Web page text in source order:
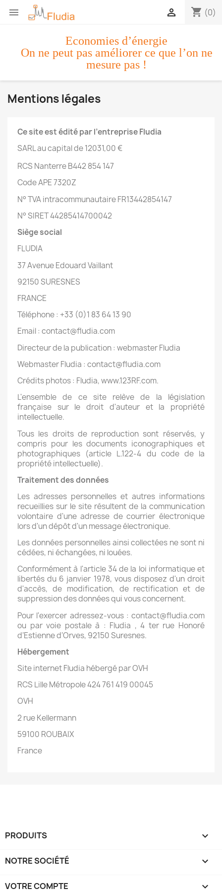
 shopping_cart (0)

Economies d’énergie
On ne peut pas améliorer ce que l’on ne
mesure pas !
Mentions légales
Ce site est édité par l’entreprise Fludia
SARL au capital de 12031,00 €
RCS Nanterre B442 854 147
Code APE 7320Z
N° TVA intracommunautaire FR13442854147
N° SIRET44285414700042
Siège social
FLUDIA
37 Avenue Edouard Vaillant
92150 SURESNES
FRANCE
Téléphone : +33 (0)1 83 64 13 90
Email : contact@fludia.com
Directeur de la publication : webmaster Fludia
Webmaster Fludia : contact@fludia.com
Crédits photos : Fludia, www.123RF.com.
L'ensemble de ce site relève de la législation
française sur le droit d'auteur et la propriété
intellectuelle.
Tous les droits de reproduction sont réservés, y
compris pour les documents iconographiques et
photographiques (article L.122-4 du code de la
propriété intellectuelle).
Traitement des données
Les adresses personnelles et autres informations
recueillies sur le site résultent de la communication
volontaire d'une adresse de courrier électronique
lors d'un dépôt d'un message électronique.
Les données personnelles ainsi collectées ne sont ni
cédées, ni échangées, ni louées.
Conformément à l'article 34 de la loi informatique et
libertés du 6 janvier 1978, vous disposez d'un droit
d'accès, de modification, de rectification et de
suppression des données qui vous concernent.
Pour l'exercer adressez-vous : contact@fludia.com
ou par voie postale à : Fludia , 4 ter rue Honoré
d‘Estienne d‘Orves, 92150 Suresnes.
Hébergement
Site internet Fludia hébergé par OVH
RCS Lille Métropole 424 761 419 00045
OVH
2 rue Kellermann
59100 ROUBAIX
France
PRODUITS 
NOTRE SOCIÉTÉ 
VOTRE COMPTE 